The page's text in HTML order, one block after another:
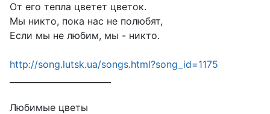
От его тепла цветет цветок.
Мы никто, пока нас не полюбят,
Если мы не любим, мы - никто.
http://song.lutsk.ua/songs.html?song_id=1175
Любимые цветы